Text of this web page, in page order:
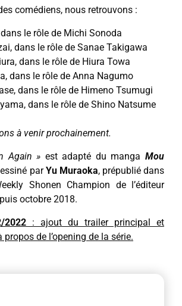
comédiens, nous retrouvons :
le rôle de Michi Sonoda
dans le rôle de Sanae Takigawa
dans le rôle de Hiura Towa
dans le rôle de Anna Nagumo
dans le rôle de Himeno Tsumugi
dans le rôle de Shino Natsume
à venir prochainement.
Again » est adapté du mangaMou
parYu Muraoka, prépublié dans
Shonen Champion de l’éditeur
octobre 2018.
2022 : ajout du trailer principal et
de l’opening de la série.